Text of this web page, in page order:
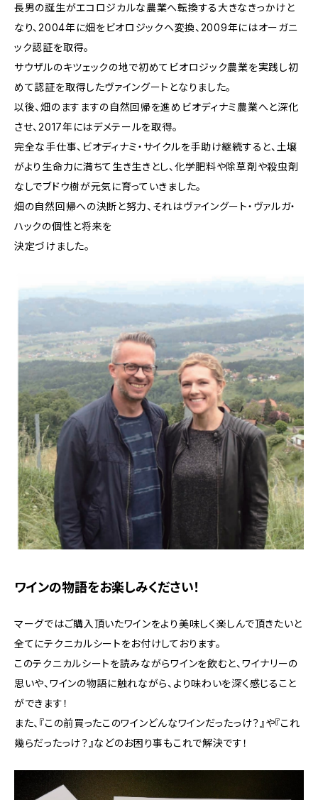
長男の誕生がエコロジカルな農業へ転換する大きなきっかけと
なり、2004年に畑をビオロジックへ変換、2009年にはオーガニ
ック認証を取得。
サウザルのキツェックの地で初めてビオロジック農業を実践し初
めて認証を取得したヴァイングートとなりました。
以後、畑のますますの自然回帰を進めビオディナミ農業へと深化
させ、2017年にはデメテールを取得。
完全な手仕事、ビオディナミ・サイクルを手助け継続すると、土壌
がより生命力に満ちて生き生きとし、化学肥料や除草剤や殺虫剤
なしでブドウ樹が元気に育っていきました。
畑の自然回帰への決断と努力、それはヴァイングート・ヴァルガ・
ハックの個性と将来を
決定づけました。
ワインの物語をお楽しみください！
マーグではご購入頂いたワインをより美味しく楽しんで頂きたいと
全てにテクニカルシートをお付けしております。
このテクニカルシートを読みながらワインを飲むと、ワイナリーの
思いや、ワインの物語に触れながら、より味わいを深く感じること
ができます！
また、『この前買ったこのワインどんなワインだったっけ？』や『これ
幾らだったっけ？』などのお困り事もこれで解決です！